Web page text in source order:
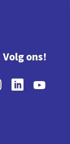
Volg ons!